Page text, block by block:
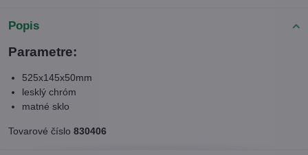
Popis
Parametre:
525x145x50mm
lesklý chróm
matné sklo
Tovarové číslo 830406